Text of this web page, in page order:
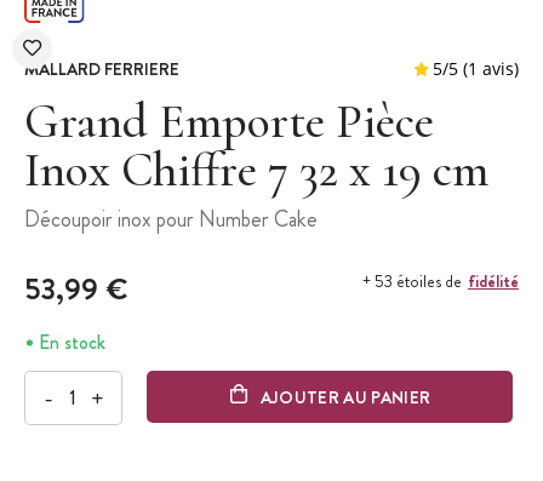
MALLARD FERRIERE
Grand Emporte Pièce
Inox Chiffre 7 32 x 19 cm
Découpoir inox pour Number Cake
53,99 € + 53 étoiles de fidélité
En stock
- + AJOUTER AU PANIER